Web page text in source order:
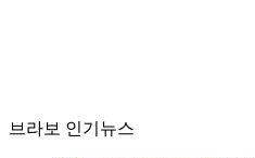
브라보 인기뉴스